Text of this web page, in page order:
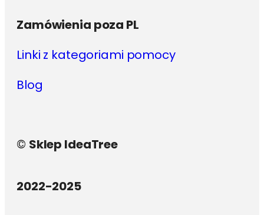
Zamówienia poza PL
Linki z kategoriami pomocy
Blog
© Sklep IdeaTree
2022-2025